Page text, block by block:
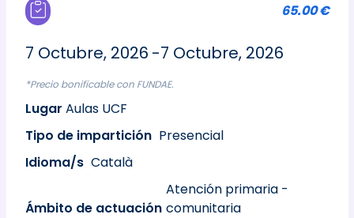
65.00 €
7 Octubre, 2026 7 Octubre, 2026
*Precio bonificable con FUNDAE.
Lugar Aulas UCF
Tipo de impartición Presencial
Idioma/s Català
Ámbito de actuación
Atención primaria -
comunitaria